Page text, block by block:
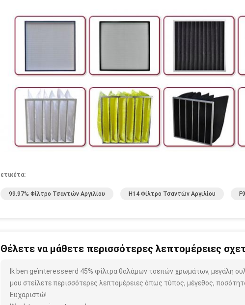
ετικέτα:
99.97% Φίλτρο Τσαντών Αργιλίου H14 Φίλτρο Τσαντών Αργιλίου
Θέλετε να μάθετε περισσότερες λεπτομέρειες
Ik ben geïnteresseerd 45% φίλτρα θαλάμων τσεπών χρωμάτων, μεγάλη
μου στείλετε περισσότερες λεπτομέρειες όπως τύπος, μέγεθος,
Ευχαριστώ!